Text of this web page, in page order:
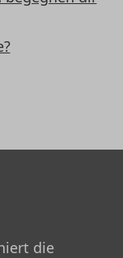
die